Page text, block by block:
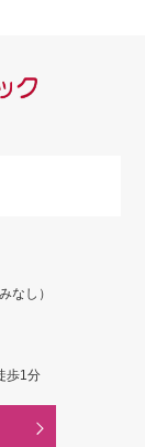
なし）
歩1分